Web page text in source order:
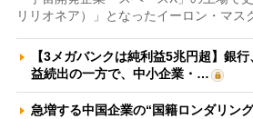
リリオネア）」となったイーロン・マス
【3メガバンクは純利益5兆円超】銀
益続出の一方で、中小企業・…
急増する中国企業の“国籍ロンダリン